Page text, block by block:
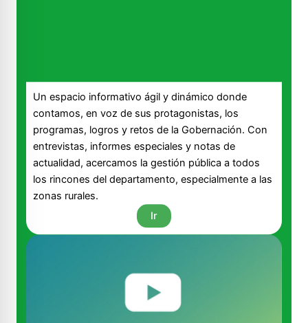
Un espacio informativo ágil y dinámico donde
contamos, en voz de sus protagonistas, los
programas, logros y retos de la Gobernación. Con
entrevistas, informes especiales y notas de
actualidad, acercamos la gestión pública a todos
los rincones del departamento, especialmente a las
zonas rurales.
Ir